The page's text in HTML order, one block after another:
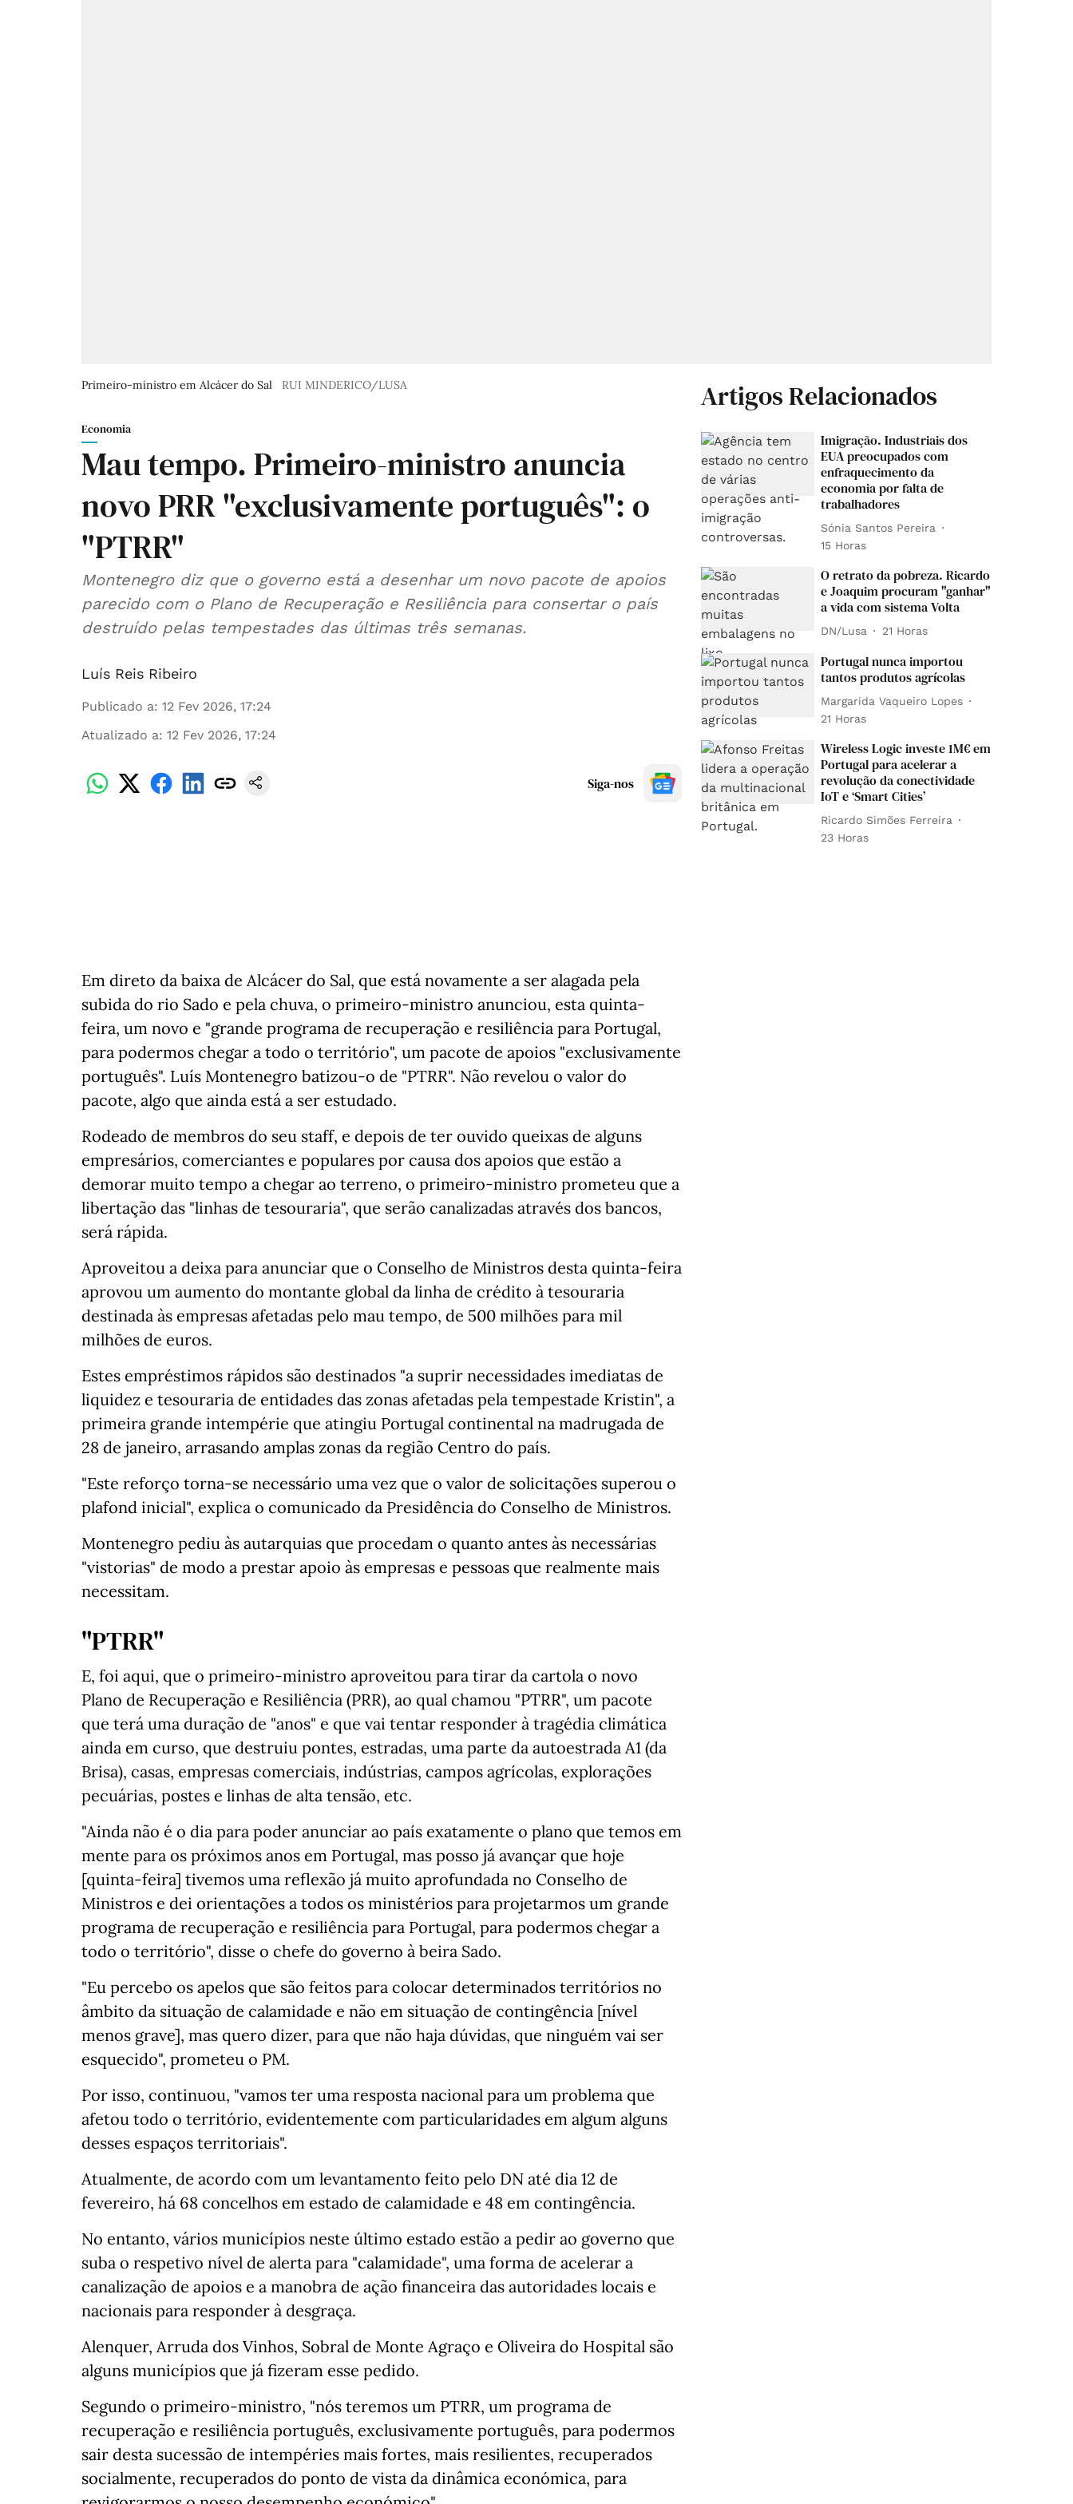
Primeiro-ministro em Alcácer do Sal RUI MINDERICO/LUSA
Economia
Mau tempo. Primeiro-ministro anuncia
novo PRR "exclusivamente português": o
"PTRR"
Montenegro diz que o governo está a desenhar um novo pacote de apoios
parecido com o Plano de Recuperação e Resiliência para consertar o país
destruído pelas tempestades das últimas três semanas.
Luís Reis Ribeiro
Publicado a: 12 Fev 2026, 17:24
Atualizado a: 12 Fev 2026, 17:24
Siga-nos
Em direto da baixa de Alcácer do Sal, que está novamente a ser alagada pela
subida do rio Sado e pela chuva, o primeiro-ministro anunciou, esta quinta-
feira, um novo e "grande programa de recuperação e resiliência para Portugal,
para podermos chegar a todo o território", um pacote de apoios "exclusivamente
português". Luís Montenegro batizou-o de "PTRR". Não revelou o valor do
pacote, algo que ainda está a ser estudado.
Rodeado de membros do seu staff, e depois de ter ouvido queixas de alguns
empresários, comerciantes e populares por causa dos apoios que estão a
demorar muito tempo a chegar ao terreno, o primeiro-ministro prometeu que a
libertação das "linhas de tesouraria", que serão canalizadas através dos bancos,
será rápida.
Aproveitou a deixa para anunciar que o Conselho de Ministros desta quinta-feira
aprovou um aumento do montante global da linha de crédito à tesouraria
destinada às empresas afetadas pelo mau tempo, de 500 milhões para mil
milhões de euros.
Estes empréstimos rápidos são destinados "a suprir necessidades imediatas de
liquidez e tesouraria de entidades das zonas afetadas pela tempestade Kristin", a
primeira grande intempérie que atingiu Portugal continental na madrugada de
28 de janeiro, arrasando amplas zonas da região Centro do país.
"Este reforço torna-se necessário uma vez que o valor de solicitações superou o
plafond inicial", explica o comunicado da Presidência do Conselho de Ministros.
Montenegro pediu às autarquias que procedam o quanto antes às necessárias
"vistorias" de modo a prestar apoio às empresas e pessoas que realmente mais
necessitam.
"PTRR"
E, foi aqui, que o primeiro-ministro aproveitou para tirar da cartola o novo
Plano de Recuperação e Resiliência (PRR), ao qual chamou "PTRR", um pacote
que terá uma duração de "anos" e que vai tentar responder à tragédia climática
ainda em curso, que destruiu pontes, estradas, uma parte da autoestrada A1 (da
Brisa), casas, empresas comerciais, indústrias, campos agrícolas, explorações
pecuárias, postes e linhas de alta tensão, etc.
"Ainda não é o dia para poder anunciar ao país exatamente o plano que temos em
mente para os próximos anos em Portugal, mas posso já avançar que hoje
[quinta-feira] tivemos uma reflexão já muito aprofundada no Conselho de
Ministros e dei orientações a todos os ministérios para projetarmos um grande
programa de recuperação e resiliência para Portugal, para podermos chegar a
todo o território", disse o chefe do governo à beira Sado.
"Eu percebo os apelos que são feitos para colocar determinados territórios no
âmbito da situação de calamidade e não em situação de contingência [nível
menos grave], mas quero dizer, para que não haja dúvidas, que ninguém vai ser
esquecido", prometeu o PM.
Por isso, continuou, "vamos ter uma resposta nacional para um problema que
afetou todo o território, evidentemente com particularidades em algum alguns
desses espaços territoriais".
Atualmente, de acordo com um levantamento feito pelo DN até dia 12 de
fevereiro, há 68 concelhos em estado de calamidade e 48 em contingência.
No entanto, vários municípios neste último estado estão a pedir ao governo que
suba o respetivo nível de alerta para "calamidade", uma forma de acelerar a
canalização de apoios e a manobra de ação financeira das autoridades locais e
nacionais para responder à desgraça.
Alenquer, Arruda dos Vinhos, Sobral de Monte Agraço e Oliveira do Hospital são
alguns municípios que já fizeram esse pedido.
Segundo o primeiro-ministro, "nós teremos um PTRR, um programa de
recuperação e resiliência português, exclusivamente português, para podermos
sair desta sucessão de intempéries mais fortes, mais resilientes, recuperados
socialmente, recuperados do ponto de vista da dinâmica económica, para
Artigos Relacionados
Imigração. Industriais dos
EUA preocupados com
enfraquecimento da
economia por falta de
trabalhadores
Sónia Santos Pereira
15 Horas
O retrato da pobreza. Ricardo
e Joaquim procuram "ganhar"
a vida com sistema Volta
DN/Lusa 21 Horas
Portugal nunca importou
tantos produtos agrícolas
Margarida Vaqueiro Lopes
21 Horas
Wireless Logic investe 1M€ em
Portugal para acelerar a
revolução da conectividade
IoT e ‘Smart Cities’
Ricardo Simões Ferreira
23 Horas